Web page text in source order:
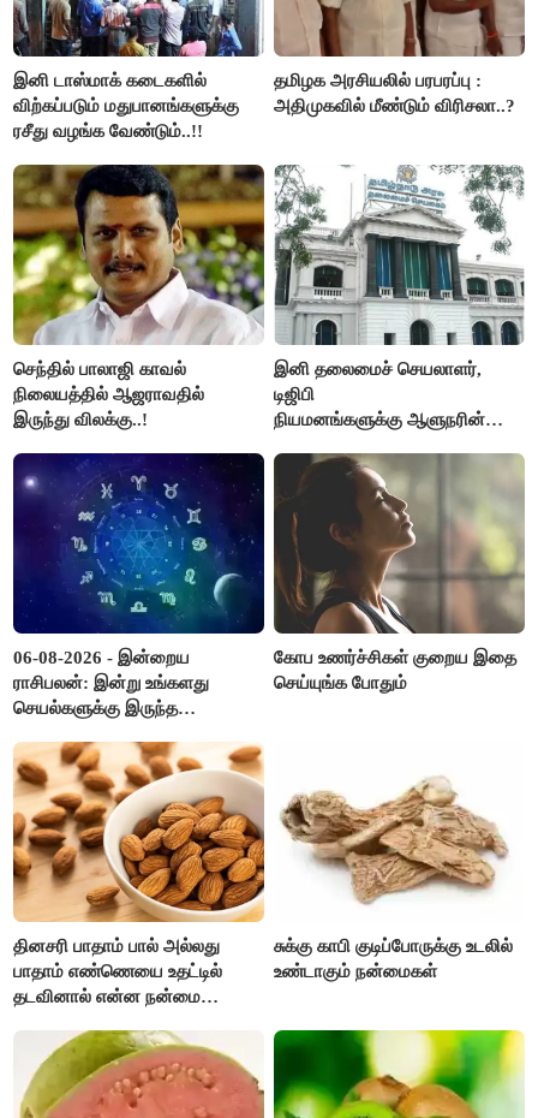
இனி டாஸ்மாக் கடைகளில்
விற்கப்படும் மதுபானங்களுக்கு
ரசீது வழங்க வேண்டும்..!!
தமிழக அரசியலில் பரபரப்பு :
அதிமுகவில் மீண்டும் விரிசலா..?
செந்தில் பாலாஜி காவல்
நிலையத்தில் ஆஜராவதில்
இருந்து விலக்கு..!
இனி தலைமைச் செயலாளர்,
டிஜிபி
நியமனங்களுக்கு ஆளுநரின்
தமிழ்நாடு அரசு அதிரடி..!
06-08-2026 - இன்றைய
ராசிபலன்: இன்று உங்களது
செயல்களுக்கு இருந்த
எதிர்பார்த்த உதவிகள் கிடைக்கும்.
பணவரத்து கூடும்..!
கோப உணர்ச்சிகள் குறைய இதை
செய்யுங்க போதும்
தினசரி பாதாம் பால் அல்லது
பாதாம் எண்ணெயை உதட்டில்
தடவினால் என்ன நன்மை
சுக்கு காபி குடிப்போருக்கு உடலில்
உண்டாகும் நன்மைகள்